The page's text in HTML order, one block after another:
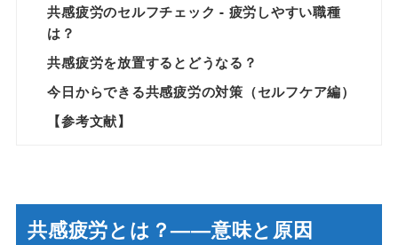
共感疲労のセルフチェック - 疲労しやすい職種
は？
共感疲労を放置するとどうなる？
今日からできる共感疲労の対策（セルフケア編）
【参考文献】
共感疲労とは？——意味と原因